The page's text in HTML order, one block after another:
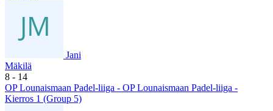
Jani
Mäkilä
8 - 14
OP Lounaismaan Padel-liiga - OP Lounaismaan Padel-liiga -
Kierros 1 (Group 5)